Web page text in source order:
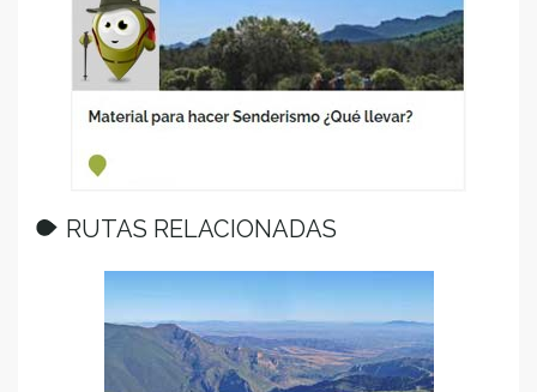
RUTAS RELACIONADAS